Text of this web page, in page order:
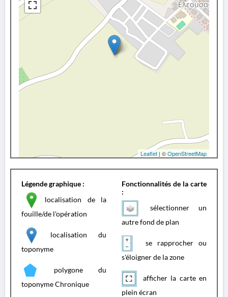
Leaflet | ©OpenStreetMap
Légende graphique :
localisation de la
fouille/de l'opération
localisation du
toponyme
polygone du
toponyme Chronique
Fonctionnalités de la carte
:
sélectionner un
autre fond de plan
se rapprocher ou
s'éloigner de la zone
afficher la carte en
plein écran